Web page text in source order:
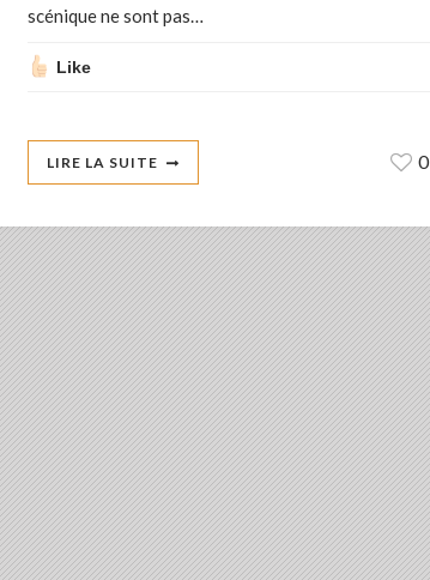
scénique ne sont pas…
Like
LIRE LA SUITE 0